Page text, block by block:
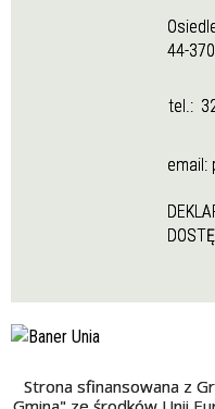
44-
tel.:
email:
Strona sfinansowana z